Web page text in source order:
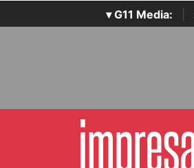
▾ G11 Media: